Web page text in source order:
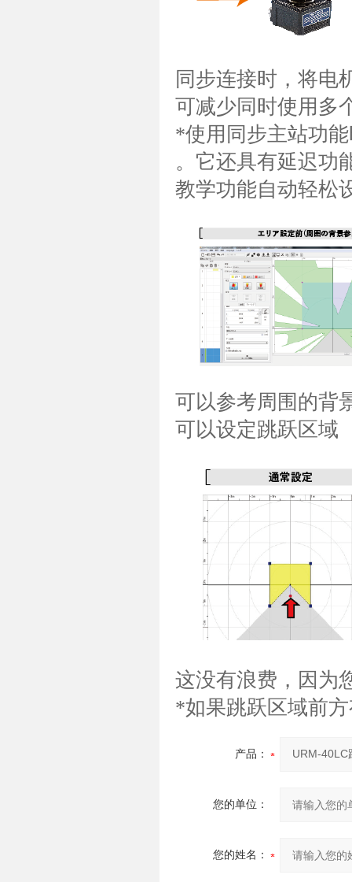
同步连接时，将电
可减少同时使用多
*使用同步主站功
。它还具有延迟功
教学功能自动轻松
可以参考周围的背
可以设定跳跃区域
这没有浪费，因为
*如果跳跃区域前
产品：
您的单位：
您的姓名：